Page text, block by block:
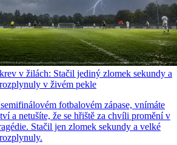
v žilách: Stačil jediný zlomek sekundy a
v živém pekle
fotbalovém zápase, vnímáte
a netušíte, že se hřiště za chvíli promění v
Stačil jen zlomek sekundy a velké